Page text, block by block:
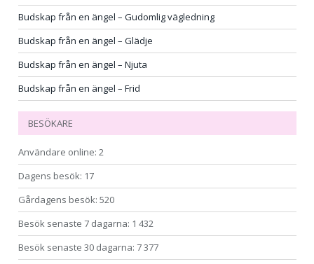
Budskap från en ängel – Gudomlig vägledning
Budskap från en ängel – Glädje
Budskap från en ängel – Njuta
Budskap från en ängel – Frid
BESÖKARE
Användare online: 2
Dagens besök: 17
Gårdagens besök: 520
Besök senaste 7 dagarna: 1 432
Besök senaste 30 dagarna: 7 377